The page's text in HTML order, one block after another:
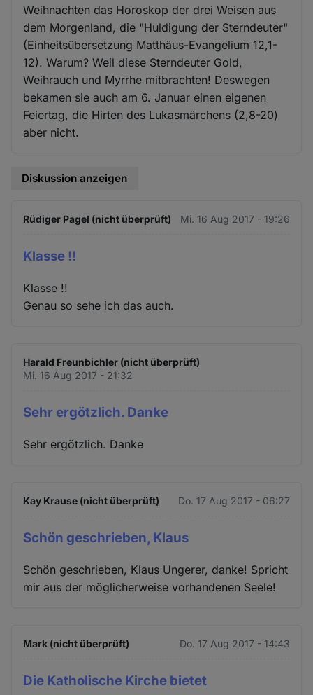
Weihnachten das Horoskop der drei Weisen aus
dem Morgenland, die "Huldigung der Sterndeuter"
(Einheitsübersetzung Matthäus-Evangelium 12,1-
12). Warum? Weil diese Sterndeuter Gold,
Weihrauch und Myrrhe mitbrachten! Deswegen
bekamen sie auch am 6. Januar einen eigenen
Feiertag, die Hirten des Lukasmärchens (2,8-20)
aber nicht.
Diskussion anzeigen
Rüdiger Pagel (nicht überprüft) Mi. 16 Aug 2017 - 19:26
Klasse !!
Klasse !!
Genau so sehe ich das auch.
Harald Freunbichler (nicht überprüft)
Mi. 16 Aug 2017 - 21:32
Sehr ergötzlich. Danke
Sehr ergötzlich. Danke
Kay Krause (nicht überprüft) Do. 17 Aug 2017 - 06:27
Schön geschrieben, Klaus
Schön geschrieben, Klaus Ungerer, danke! Spricht
mir aus der möglicherweise vorhandenen Seele!
Mark (nicht überprüft) Do. 17 Aug 2017 - 14:43
Die Katholische Kirche bietet